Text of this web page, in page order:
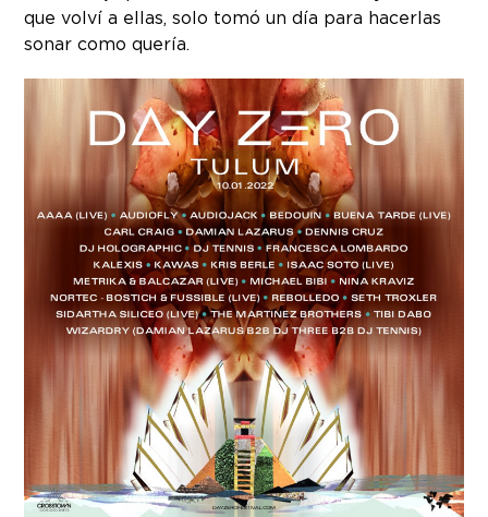
que volví a ellas, solo tomó un día para hacerlas
sonar como quería.